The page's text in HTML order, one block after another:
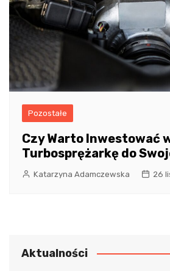
Pozostałe
Czy Warto Inwestować
Turbosprężarkę do
Katarzyna Adamczewska 26
Aktualności